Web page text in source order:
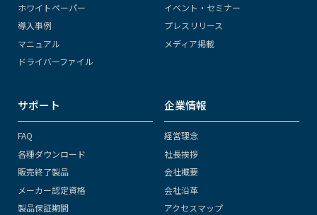
ホワイトペーパー
導入事例
マニュアル
ドライバーファイル
イベント・セミナー
プレスリリース
メディア掲載
サポート
FAQ
各種ダウンロード
販売終了製品
メーカー認定資格
製品保証期間
企業情報
経営理念
社長挨拶
会社概要
会社沿革
アクセスマップ